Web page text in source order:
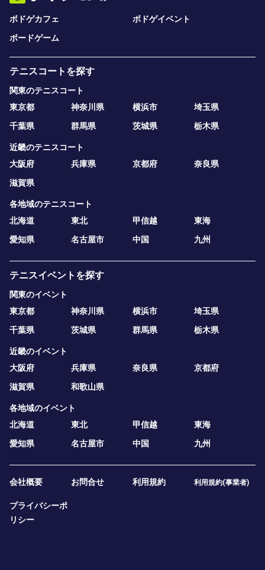
ボドゲカフェ
ボドゲイベント
ボードゲーム
テニスコートを探す
関東のテニスコート
東京都
神奈川県 横浜市
埼玉県
千葉県
群馬県 茨城県 栃木県
近畿のテニスコート
大阪府
兵庫県 京都府
奈良県
滋賀県
各地域のテニスコート
北海道
東北 甲信越
東海
愛知県
名古屋市 中国 九州
テニスイベントを探す
関東のイベント
東京都
神奈川県 横浜市
埼玉県
千葉県
茨城県 群馬県 栃木県
近畿のイベント
大阪府
兵庫県 奈良県
京都府
滋賀県
和歌山県
各地域のイベント
北海道
東北 甲信越
東海
愛知県
名古屋市 中国 九州
会社概要 お問合せ 利用規約 利用規約(事業者)
プライバシーポ
リシー